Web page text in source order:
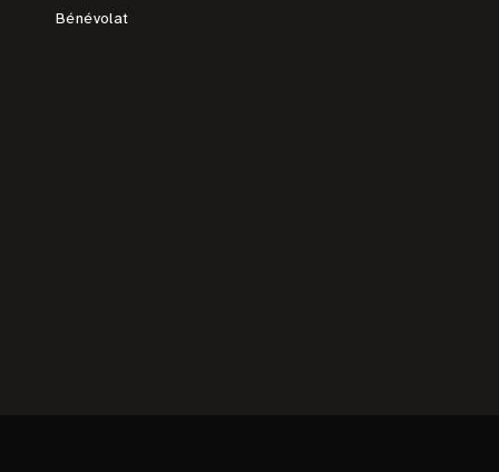
Bénévolat